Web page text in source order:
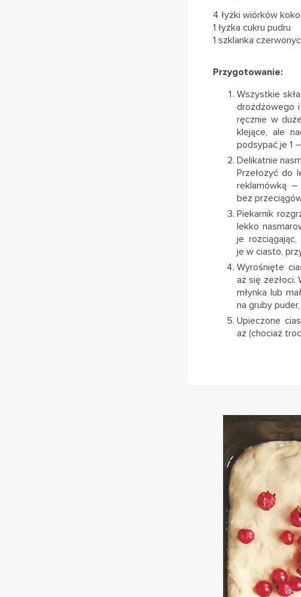
4 łyżki wiórków
1 łyżka cukru pudru
1 szklanka
Przygotowanie:
Wszystkie
drożdżowego
ręcznie w
klejące, ale
podsypać je 1
Delikatnie
Przełożyć do
reklamówką
bez
Piekarnik
lekko
je
je w ciasto,
Wyrośnięte
aż się
młynka lub
na gruby
Upieczone
aż (chociaż